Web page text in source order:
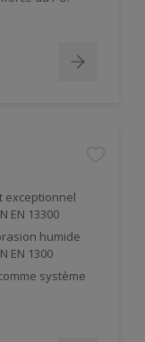
exceptionnel
EN 13300
humide
EN 1300
système